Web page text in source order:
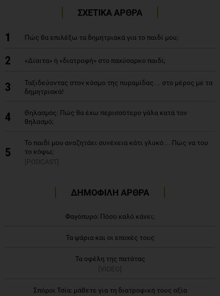
ΣΧΕΤΙΚΑ ΑΡΘΡΑ
1 Πώς θα επιλέξω τα δημητριακά για το παιδί μου;
2 «Δίαιτα» ή «διατροφή» στο παχύσαρκο παιδί;
3
Ταξιδεύοντας στον κόσμο της πυραμίδας… στο μέρος με τα
δημητριακά!
4
Θηλασμός: Πώς θα έχω περισσότερο γάλα κατά τον
θηλασμό;
5
Το παιδί μου αναζητάει συνέχεια κάτι γλυκό… Πώς να του
το κόψω;
[PODCAST]
ΔΗΜΟΦΙΛΗ ΑΡΘΡΑ
Φαγόπυρο: Πόσο καλό κάνει;
Τα ψάρια και οι εποχές τους
Τα οφέλη της πατάτας
[VIDEO]
Σπόροι Τσία: μάθετε για τη διατροφική τους αξία